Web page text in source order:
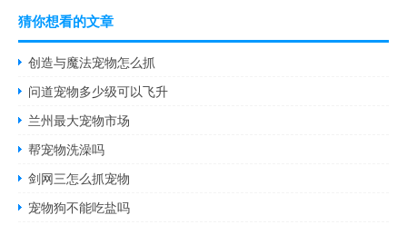
猜你想看的文章
创造与魔法宠物怎么抓
问道宠物多少级可以飞升
兰州最大宠物市场
帮宠物洗澡吗
剑网三怎么抓宠物
宠物狗不能吃盐吗